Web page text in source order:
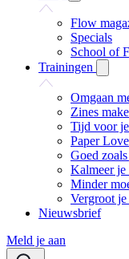
Flow
Specials
School of
Trainingen
Omgaan
Zines
Tijd voor
Paper Love
Goed
Kalmeer je
Minder
Vergroot
Nieuwsbrief
Meld je aan